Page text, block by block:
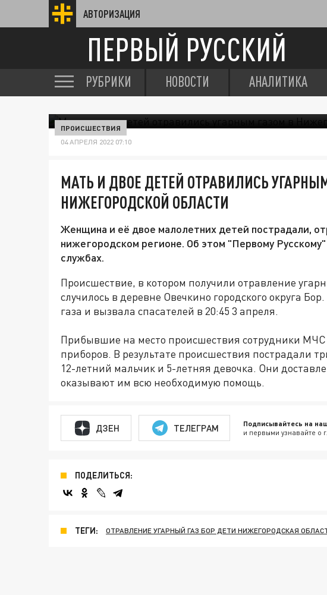
АВТОРИЗАЦИЯ
ПЕРВЫЙ РУССКИЙ
РУБРИКИ НОВОСТИ АНАЛИТИКА
ПРОИСШЕСТВИЯ
04 АПРЕЛЯ 2022 07:10
МАТЬ И ДВОЕ ДЕТЕЙ ОТРАВИЛИСЬ
НИЖЕГОРОДСКОЙ ОБЛАСТИ
Женщина и её двое малолетних детей пострадали,
нижегородском регионе. Об этом "Первому
службах.
Происшествие, в котором получили отравление
случилось в деревне Овечкино городского округа
газа и вызвала спасателей в 20:45 3 апреля.
Прибывшие на место происшествия сотрудники МЧС
приборов. В результате происшествия пострадали
12-летний мальчик и 5-летняя девочка. Они
оказывают им всю необходимую помощь.
ДЗЕН ТЕЛЕГРАМ Подписывайтесь на
и первыми узнавайте о
ПОДЕЛИТЬСЯ:
ТЕГИ: ОТРАВЛЕНИЕ УГАРНЫЙ ГАЗ БОР ДЕТИ НИЖЕГОРОДСКАЯ